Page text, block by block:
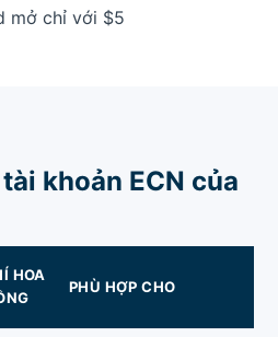
mở chỉ với $5
khoản ECN của
HOA
PHÙ HỢP CHO